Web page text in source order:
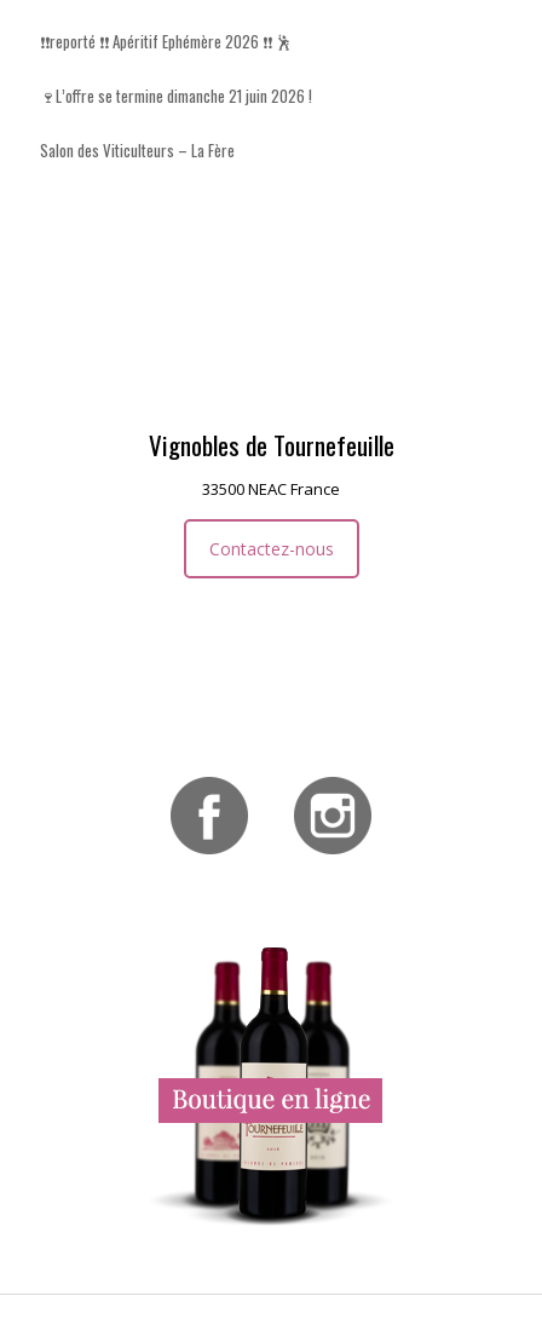
❗​❗​reporté ❗​❗ Apéritif Ephémère 2026 ❗​❗​ 🕺
🍷L’offre se termine dimanche 21 juin 2026 !
Salon des Viticulteurs – La Fère
Vignobles de Tournefeuille
33500 NEAC France
Contactez-nous